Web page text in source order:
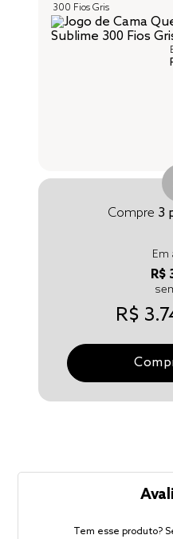
300 Fios Gris
Compre 3
Em
R$
R$
Tem esse produto?